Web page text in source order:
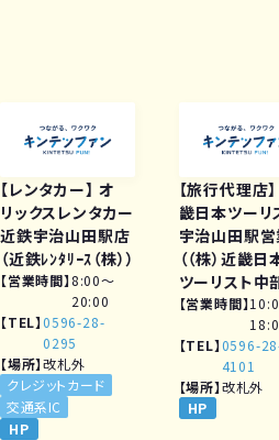
【レンタカー】 オ
リックスレンタカー
近鉄宇治山田駅店
（近鉄ﾚﾝﾀﾘｰｽ（株））
営業時間 8:00～
20:00
TEL 0596-28-
0295
場所 改札外
クレジットカード
交通系IC
HP
【旅行代理店】
畿日本ツーリ
宇治山田駅
（（株）近畿日
ツーリスト中
営業時間
TEL 0596-
4101
場所 改札外
HP